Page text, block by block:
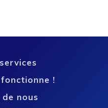
!
nous